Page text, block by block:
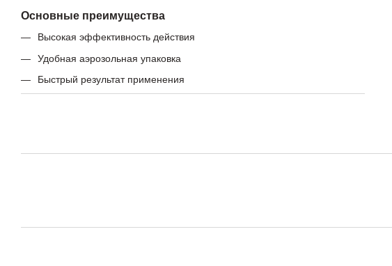
Основные преимущества
Высокая эффективность действия
Удобная аэрозольная упаковка
Быстрый результат применения